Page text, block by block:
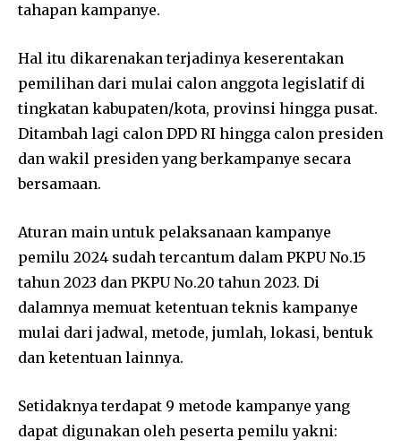
tahapan kampanye.
Hal itu dikarenakan terjadinya keserentakan
pemilihan dari mulai calon anggota legislatif di
tingkatan kabupaten/kota, provinsi hingga pusat.
Ditambah lagi calon DPD RI hingga calon presiden
dan wakil presiden yang berkampanye secara
bersamaan.
Aturan main untuk pelaksanaan kampanye
pemilu 2024 sudah tercantum dalam PKPU No.15
tahun 2023 dan PKPU No.20 tahun 2023. Di
dalamnya memuat ketentuan teknis kampanye
mulai dari jadwal, metode, jumlah, lokasi, bentuk
dan ketentuan lainnya.
Setidaknya terdapat 9 metode kampanye yang
dapat digunakan oleh peserta pemilu yakni: